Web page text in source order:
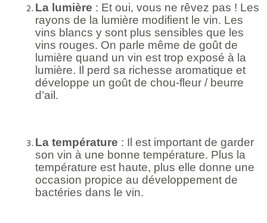
La lumière : Et oui, vous ne rêvez pas ! Les
rayons de la lumière modifient le vin. Les
vins blancs y sont plus sensibles que les
vins rouges. On parle même de goût de
lumière quand un vin est trop exposé à la
lumière. Il perd sa richesse aromatique et
développe un goût de chou-fleur / beurre
d’ail.
La température : Il est important de garder
son vin à une bonne température. Plus la
température est haute, plus elle donne une
occasion propice au développement de
bactéries dans le vin.